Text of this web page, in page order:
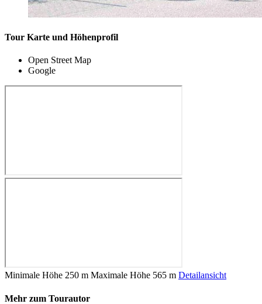
Tour Karte und Höhenprofil
Open Street Map
Google
Minimale Höhe 250 m Maximale Höhe 565 m Detailansicht
Mehr zum Tourautor